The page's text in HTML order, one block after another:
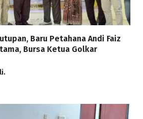
Baru Petahana Andi Faiz
Bursa Ketua Golkar